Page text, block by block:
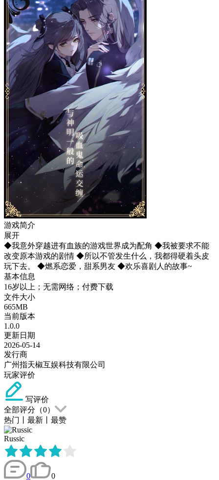
游戏简介
展开
◆我意外穿越进有血族的游戏世界成为配角 ◆我被要求不能
改变原本游戏的剧情 ◆所以不管发生什么，我都得硬着头皮
玩下去。 ◆燃系恋爱，甜系男友 ◆欢乐喜剧人的故事~
基本信息
16岁以上；无需网络；付费下载
文件大小
665MB
当前版本
1.0.0
更新日期
2026-05-14
发行商
广州指天椒互娱科技有限公司
玩家评价
写评价
全部评分（0）
热门
最新 最赞
Russic
0
0